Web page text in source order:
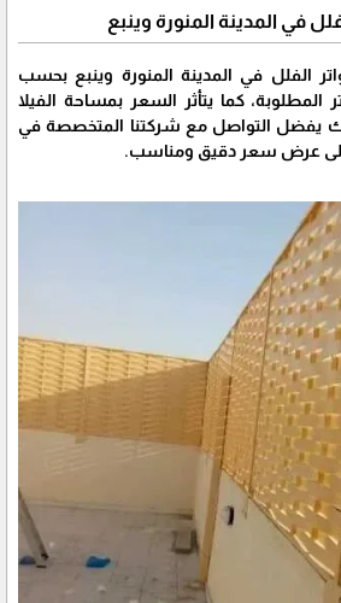
في المدينة المنورة وينبع
الفلل في المدينة المنورة وينبع بحسب
كما يتأثر السعر بمساحة الفيلا
يفضل التواصل مع شركتنا المتخصصة في
على عرض سعر دقيق ومناسب.